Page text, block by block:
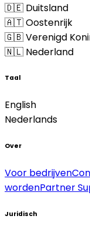
🇩🇪 Duitsland
🇦🇹 Oostenrijk
🇬🇧 Verenigd
🇳🇱 Nederland
Taal
English
Nederlands
Over
Voor bedrijven
wordenPartner
Juridisch